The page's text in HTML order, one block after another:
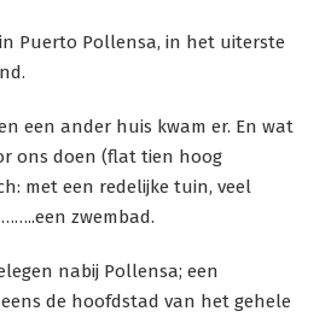
Puerto Pollensa, in het uiterste
een ander huis kwam er. En wat
ons doen (flat tien hoog
met een redelijke tuin, veel
zwembad.
nabij Pollensa; een
de hoofdstad van het gehele